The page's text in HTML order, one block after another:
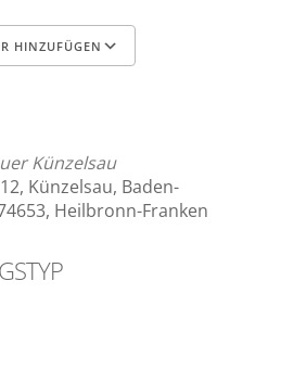
HINZUFÜGEN
Künzelsau
Künzelsau, Baden-
Heilbronn-Franken